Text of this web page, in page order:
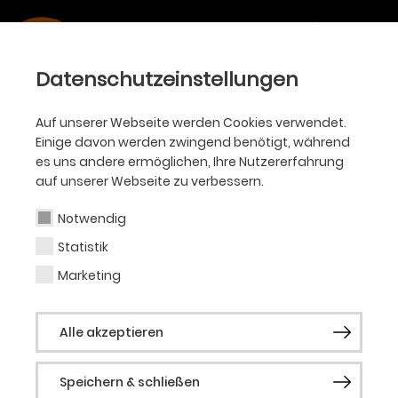
Datenschutzeinstellungen
Auf unserer Webseite werden Cookies verwendet.
Einige davon werden zwingend benötigt, während
es uns andere ermöglichen, Ihre Nutzererfahrung
auf unserer Webseite zu verbessern.
Notwendig
Statistik
Marketing
Alle akzeptieren
Speichern & schließen